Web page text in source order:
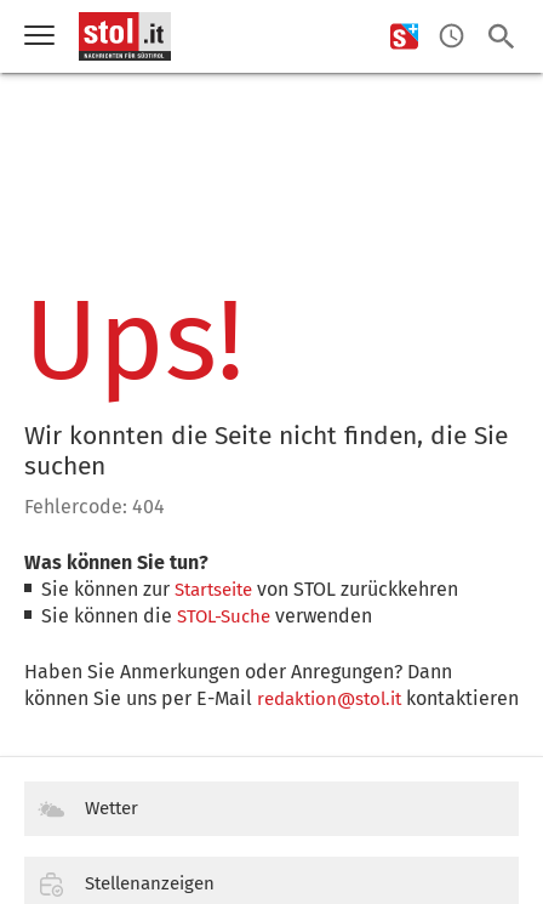
Ups!
Wir konnten die Seite nicht finden, die Sie
suchen
Fehlercode: 404
Was können Sie tun?
Sie können zurStartseite von STOL zurückkehren
Sie können dieSTOL-Suche verwenden
Haben Sie Anmerkungen oder Anregungen? Dann
können Sie uns per E-Mail redaktion@stol.itkontaktieren
Wetter
Stellenanzeigen